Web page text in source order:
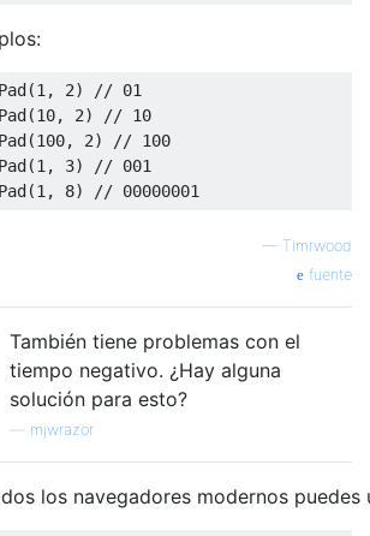
(1 , 2)
// 01
(10, 2)
// 10
(100, 2)
// 100
(1 , 3)
// 001
(1 , 8) // 00000001
— Timrwood
fuente
También tiene problemas con el
tiempo negativo. ¿Hay alguna
solución para esto?
mjwrazor
los navegadores modernos puedes